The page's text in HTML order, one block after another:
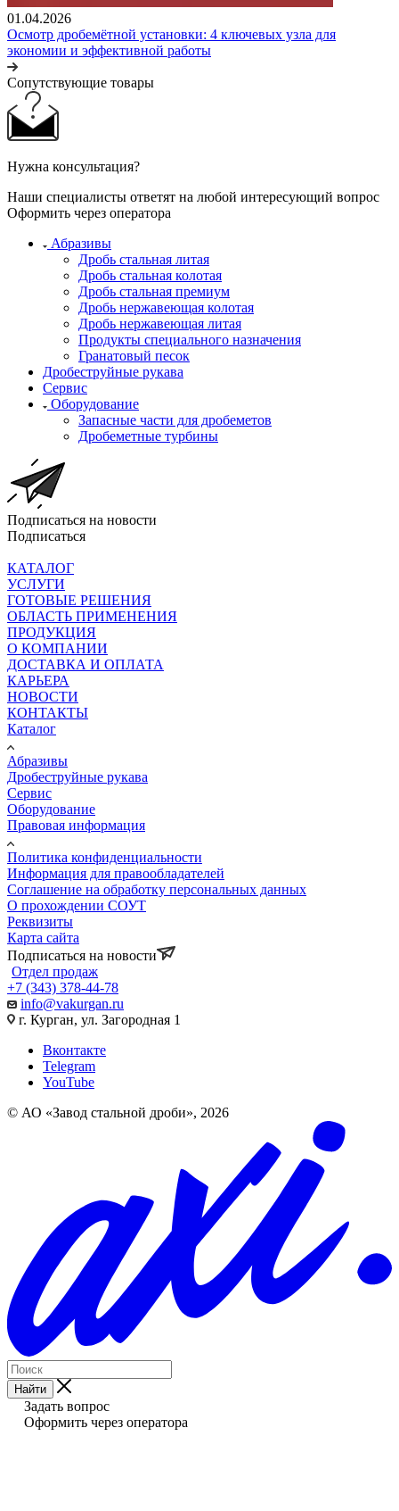
01.04.2026
Осмотр дробемётной установки: 4 ключевых узла для
экономии и эффективной работы
Сопутствующие товары
Нужна консультация?
Наши специалисты ответят на любой интересующий вопрос
Оформить через оператора
Абразивы
Дробь стальная литая
Дробь стальная колотая
Дробь стальная премиум
Дробь нержавеющая колотая
Дробь нержавеющая литая
Продукты специального назначения
Гранатовый песок
Дробеструйные рукава
Сервис
Оборудование
Запасные части для дробеметов
Дробеметные турбины
Подписаться на новости
Подписаться
КАТАЛОГ
УСЛУГИ
ГОТОВЫЕ РЕШЕНИЯ
ОБЛАСТЬ ПРИМЕНЕНИЯ
ПРОДУКЦИЯ
О КОМПАНИИ
ДОСТАВКА И ОПЛАТА
КАРЬЕРА
НОВОСТИ
КОНТАКТЫ
Каталог
Абразивы
Дробеструйные рукава
Сервис
Оборудование
Правовая информация
Политика конфиденциальности
Информация для правообладателей
Соглашение на обработку персональных данных
О прохождении СОУТ
Реквизиты
Карта сайта
Подписаться на новости
Отдел продаж
+7 (343) 378-44-78
info@vakurgan.ru
г. Курган, ул. Загородная 1
Вконтакте
Telegram
YouTube
© АО «Завод стальной дроби», 2026
Найти
Задать вопрос
Оформить через оператора